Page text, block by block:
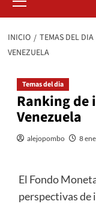
primario
INICIO TEMAS DEL DIA
VENEZUELA
Temas del dia
Ranking de
Venezuela
alejopombo 8
El Fondo
perspectivas de